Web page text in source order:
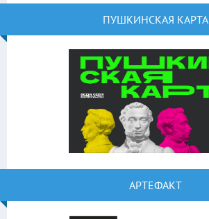
ПУШКИНСКАЯ КАРТА
АРТЕФАКТ